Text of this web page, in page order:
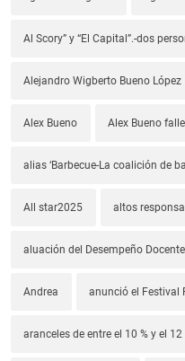
Al Scory” y “El Capital”.-dos
Alejandro Wigberto Bueno López
Alex Bueno Alex Bueno
alias ‘Barbecue-La coalición de
All star2025 altos
aluación del Desempeño Docente
Andrea anunció el Festival
aranceles de entre el 10 % y el 12